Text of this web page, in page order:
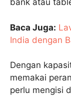
bank atau
Baca Juga:
India dengan
Dengan
memakai
perlu mengisi